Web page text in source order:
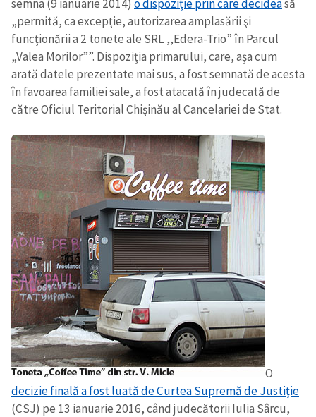
semna (9 ianuarie 2014) o dispoziţie prin care decideasă
„permită, ca excepţie, autorizarea amplasării şi
funcţionării a 2 tonete ale SRL ,,Edera-Trio” în Parcul
„Valea Morilor””. Dispoziţia primarului, care, aşa cum
arată datele prezentate mai sus, a fost semnată de acesta
în favoarea familiei sale, a fost atacată în judecată de
către Oficiul Teritorial Chişinău al Cancelariei de Stat.
O
decizie finală a fost luată de Curtea Supremă de Justiţie
(CSJ) pe 13 ianuarie 2016, când judecătorii Iulia Sârcu,